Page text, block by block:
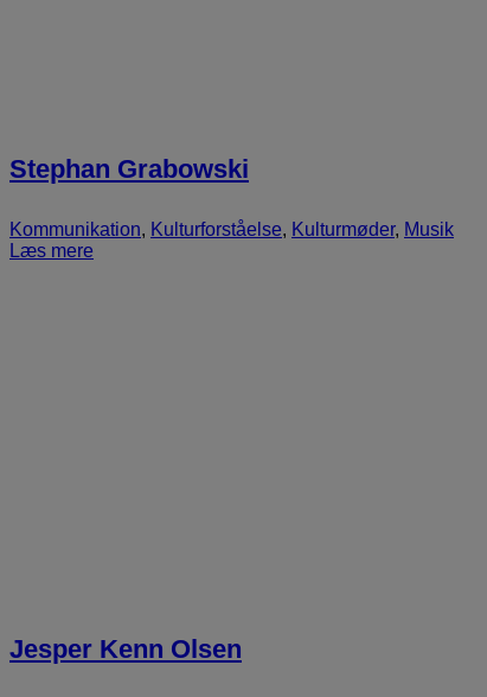
Stephan Grabowski
Kommunikation, Kulturforståelse, Kulturmøder, Musik
Læs mere
Jesper Kenn Olsen